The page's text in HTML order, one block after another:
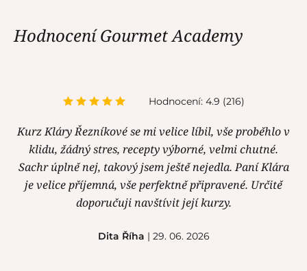
Hodnocení Gourmet Academy
Hodnocení: 4.9 (216)
Kurz Kláry Řezníkové se mi velice líbil, vše proběhlo v
klidu, žádný stres, recepty výborné, velmi chutné.
Sachr úplně nej, takový jsem ještě nejedla. Paní Klára
je velice příjemná, vše perfektně připravené. Určitě
doporučuji navštívit její kurzy.
Dita Říha | 29. 06. 2026